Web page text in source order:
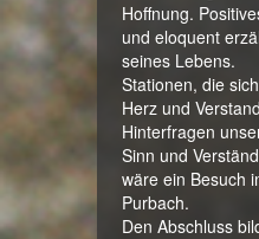
Hoffnung.
und eloquent
seines Lebens.
Stationen, die
Herz und
Hinterfragen
Sinn und
wäre ein Besuch
Purbach.
Den Abschluss